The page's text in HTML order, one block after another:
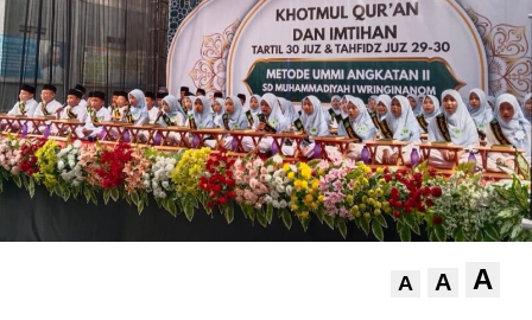
A A A